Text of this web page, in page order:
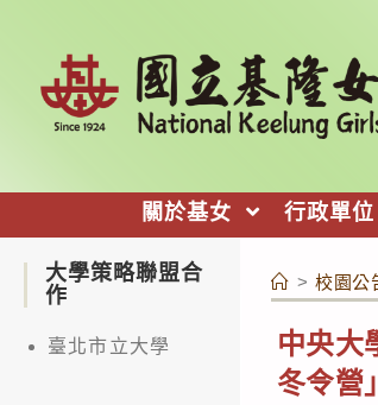
關於基女 行政單位
> 校園公
中央大
冬令營
大學策略聯盟合
作
臺北市立大學